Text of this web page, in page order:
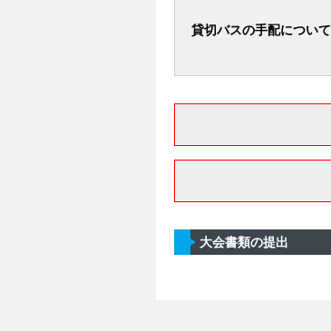
貸切バスの手配について
大会書類の提出